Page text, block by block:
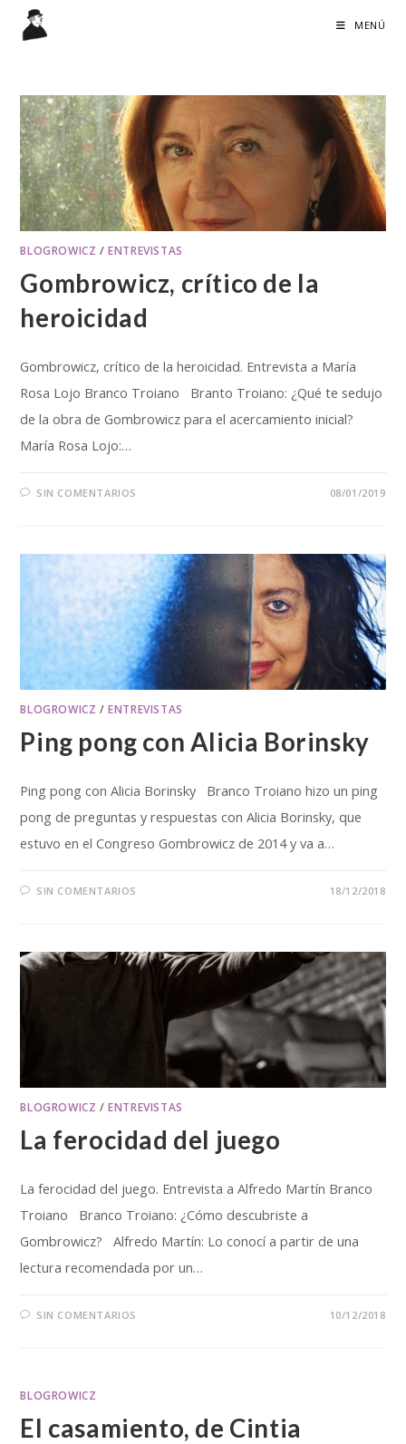
MENÚ
BLOGROWICZ /ENTREVISTAS
Gombrowicz, crítico de la
heroicidad
Gombrowicz, crítico de la heroicidad. Entrevista a María
Rosa Lojo Branco Troiano Branto Troiano: ¿Qué te sedujo
de la obra de Gombrowicz para el acercamiento inicial?
María Rosa Lojo:…
SIN COMENTARIOS 08/01/2019
BLOGROWICZ /ENTREVISTAS
Ping pong con Alicia Borinsky
Ping pong con Alicia Borinsky Branco Troiano hizo un ping
pong de preguntas y respuestas con Alicia Borinsky, que
estuvo en el Congreso Gombrowicz de 2014 y va a…
SIN COMENTARIOS 18/12/2018
BLOGROWICZ /ENTREVISTAS
La ferocidad del juego
La ferocidad del juego. Entrevista a Alfredo Martín Branco
Troiano Branco Troiano: ¿Cómo descubriste a
Gombrowicz? Alfredo Martín: Lo conocí a partir de una
lectura recomendada por un…
SIN COMENTARIOS 10/12/2018
BLOGROWICZ
El casamiento, de Cintia